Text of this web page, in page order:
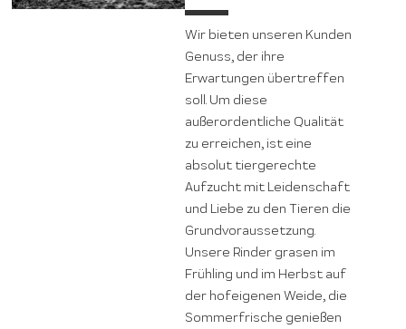
Wir bieten unseren Kunden
Genuss, der ihre
Erwartungen übertreffen
soll. Um diese
außerordentliche Qualität
zu erreichen, ist eine
absolut tiergerechte
Aufzucht mit Leidenschaft
und Liebe zu den Tieren die
Grundvoraussetzung.
Unsere Rinder grasen im
Frühling und im Herbst auf
der hofeigenen Weide, die
Sommerfrische genießen